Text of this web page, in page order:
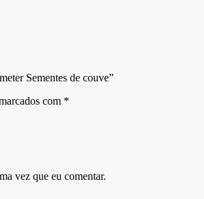
Sementes de couve”
com *
vez que eu comentar.